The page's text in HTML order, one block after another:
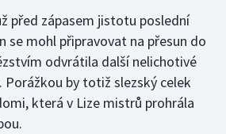
před zápasem jistotu poslední
se mohl připravovat na přesun do
odvrátila další nelichotivé
by totiž slezský celek
která v Lize mistrů prohrála